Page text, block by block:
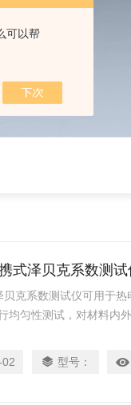
可以帮
式泽贝克系数测试
克系数测试仪可用于
均匀性测试，对材料内
型号：